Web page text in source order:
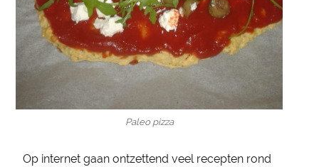
Paleo pizza
Op internet gaan ontzettend veel recepten rond